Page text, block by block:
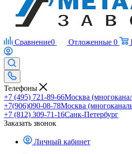
Сравнение0 Отложенные 0
Телефоны
+7 (495) 721-89-66Москва
+7(906)090-08-78Москва
+7 (812) 309-71-16Санк-Петербург
Заказать звонок
Личный кабинет